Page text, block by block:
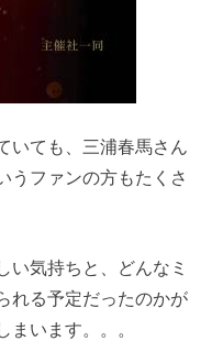
いても、三浦春馬さん
うファンの方もたくさ
い気持ちと、どんなミ
れる予定だったのかが
まいます。。。